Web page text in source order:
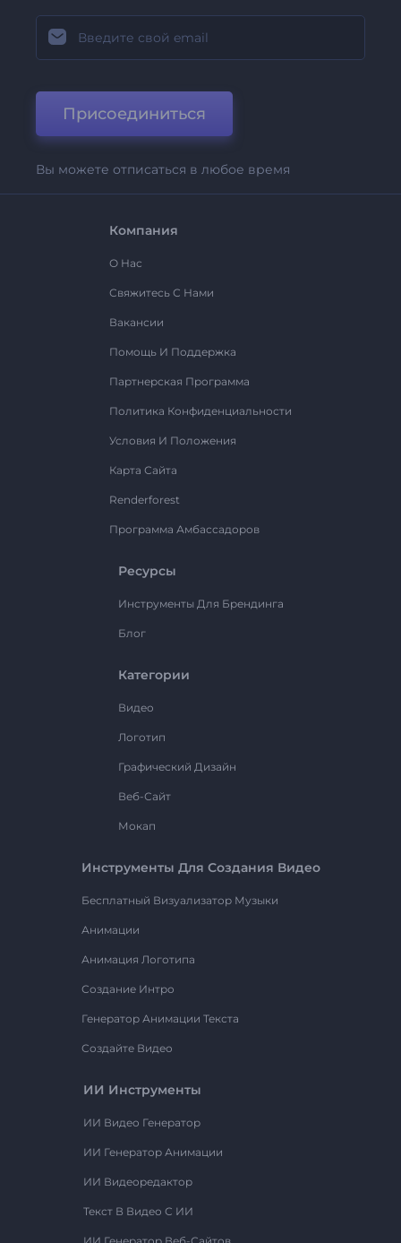
Присоединиться
Вы можете отписаться в любое время
Компания
О Нас
Свяжитесь С Нами
Вакансии
Помощь И Поддержка
Партнерская Программа
Политика Конфиденциальности
Условия И Положения
Карта Сайта
Renderforest
Программа Амбассадоров
Ресурсы
Инструменты Для Брендинга
Блог
Категории
Видео
Логотип
Графический Дизайн
Веб-Сайт
Мокап
Инструменты Для Создания Видео
Бесплатный Визуализатор Музыки
Анимации
Анимация Логотипа
Создание Интро
Генератор Анимации Текста
Создайте Видео
ИИ Инструменты
ИИ Видео Генератор
ИИ Генератор Анимации
ИИ Видеоредактор
Текст В Видео С ИИ